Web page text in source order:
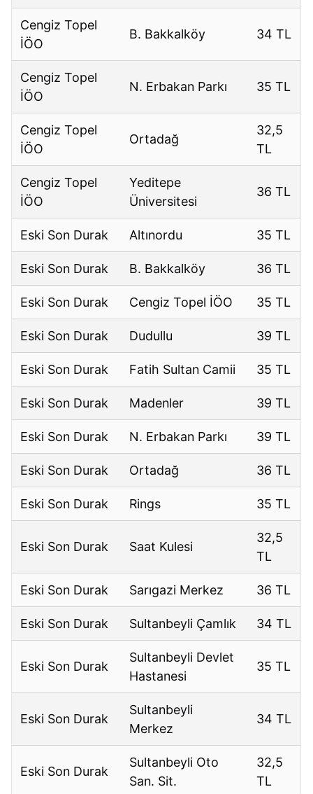
Cengiz Topel
İÖO
B. Bakkalköy 34 TL
Cengiz Topel
İÖO
N. Erbakan Parkı 35 TL
Cengiz Topel
İÖO
Ortadağ
32,5
TL
Cengiz Topel
İÖO
Yeditepe
Üniversitesi
36 TL
Eski Son Durak Altınordu 35 TL
Eski Son Durak B. Bakkalköy 36 TL
Eski Son Durak Cengiz Topel İÖO 35 TL
Eski Son Durak Dudullu 39 TL
Eski Son Durak Fatih Sultan Camii 35 TL
Eski Son Durak Madenler 39 TL
Eski Son Durak N. Erbakan Parkı 39 TL
Eski Son Durak Ortadağ 36 TL
Eski Son Durak Rings 35 TL
Eski Son Durak Saat Kulesi
32,5
TL
Eski Son Durak Sarıgazi Merkez 36 TL
Eski Son Durak Sultanbeyli Çamlık 34 TL
Eski Son Durak
Sultanbeyli Devlet
Hastanesi
35 TL
Eski Son Durak
Sultanbeyli
Merkez
34 TL
Eski Son Durak
Sultanbeyli Oto
San. Sit.
32,5
TL